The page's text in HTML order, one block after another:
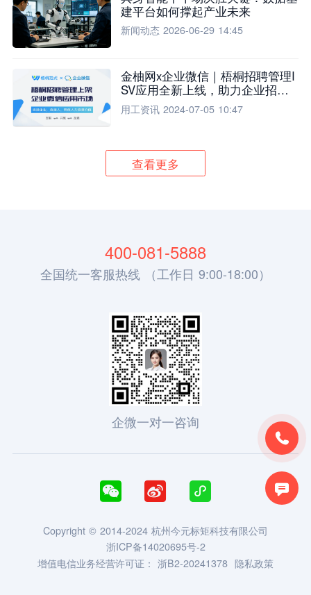
建平台如何撑起产业未来
新闻动态 2026-06-29 14:45
金柚网x企业微信｜梧桐招聘管理I
SV应用全新上线，助力企业招聘
流程全面升级
用工资讯 2024-07-05 10:47
查看更多


400-081-5888
全国统一客服热线 （工作日 9:00-18:00）
企微一对一咨询
  
Copyright © 2014-2024 杭州今元标矩科技有限公司
浙ICP备14020695号-2
增值电信业务经营许可证： 浙B2-20241378 隐私政策